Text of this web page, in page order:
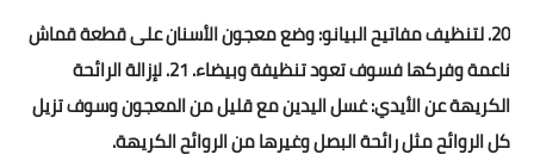
20. لتنظيف مفاتيح البيانو: وضع معجون الأسنان على قطعة قماش
ناعمة وفركها فسوف تعود تنظيفة وبيضاء. 21. لإزالة الرائحة
الكريهة عن الأيدي: غسل اليدين مع قليل من المعجون وسوف تزيل
كل الروائح مثل رائحة البصل وغيرها من الروائح الكريهة.